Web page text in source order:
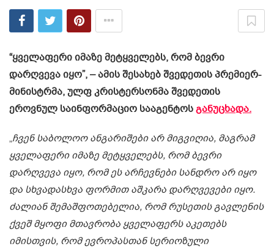
“ყველაფერი იმაზე მეტყველებს, რომ ბევრი
დარღვევა იყო”, – ამის შესახებ შვედეთის პრემიერ-
მინისტრმა, ულფ კრისტერსონმა შვედეთის
ეროვნულ საინფორმაციო სააგენტოსგანუცხადა.
„ჩვენ საბოლოო ანგარიშები არ მიგვიღია, მაგრამ
ყველაფერი იმაზე მეტყველებს, რომ ბევრი
დარღვევა იყო, რომ ეს არჩევნები სანდრო არ იყო
და სხვადასხვა ფორმით აშკარა დარღვევები იყო.
ძალიან შემაშფოთებელია, რომ რუსეთის გავლენის
ქვეშ მყოფი მთავრობა ყველაფერს აკეთებს
იმისთვის, რომ ევროპასთან სერიოზული